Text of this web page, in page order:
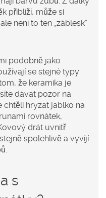
přiblíží, může si
není to ten „záblesk“
podobně jako
se stejné typy
že keramika je
dávat pozor na
chtěli hryzat jablko na
rovnátek,
drát uvnitř
spolehlivě a vyvíjí
s